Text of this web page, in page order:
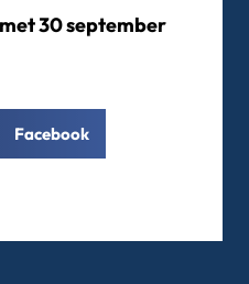
30 september
Facebook